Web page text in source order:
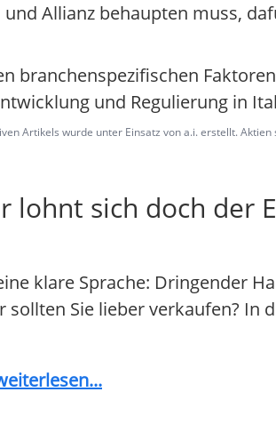
Allianz behaupten muss,
branchenspezifischen
und Regulierung in
Artikels wurde unter Einsatz von a.i. erstellt.
lohnt sich doch der
klare Sprache: Dringender
Sie lieber verkaufen? In